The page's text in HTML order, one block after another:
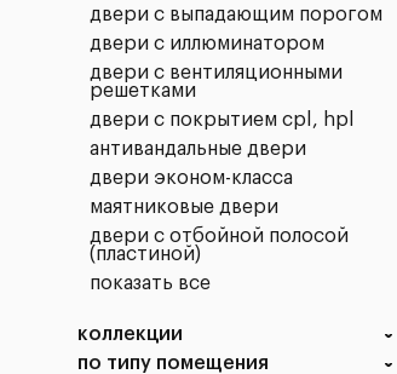
двери с выпадающим порогом
двери с иллюминатором
двери с вентиляционными
решетками
двери с покрытием cpl, hpl
антивандальные двери
двери эконом-класса
маятниковые двери
двери с отбойной полосой
(пластиной)
показать все
коллекции
по типу помещения